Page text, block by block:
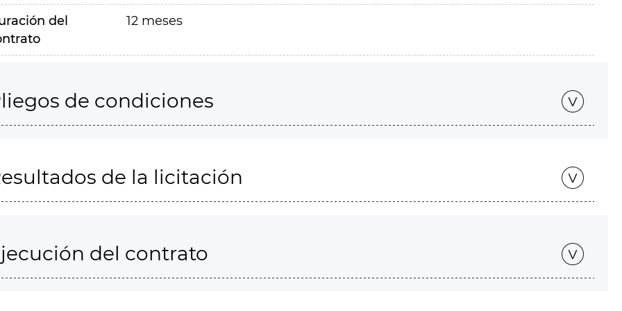
del
12 meses
de condiciones
de la licitación
del contrato